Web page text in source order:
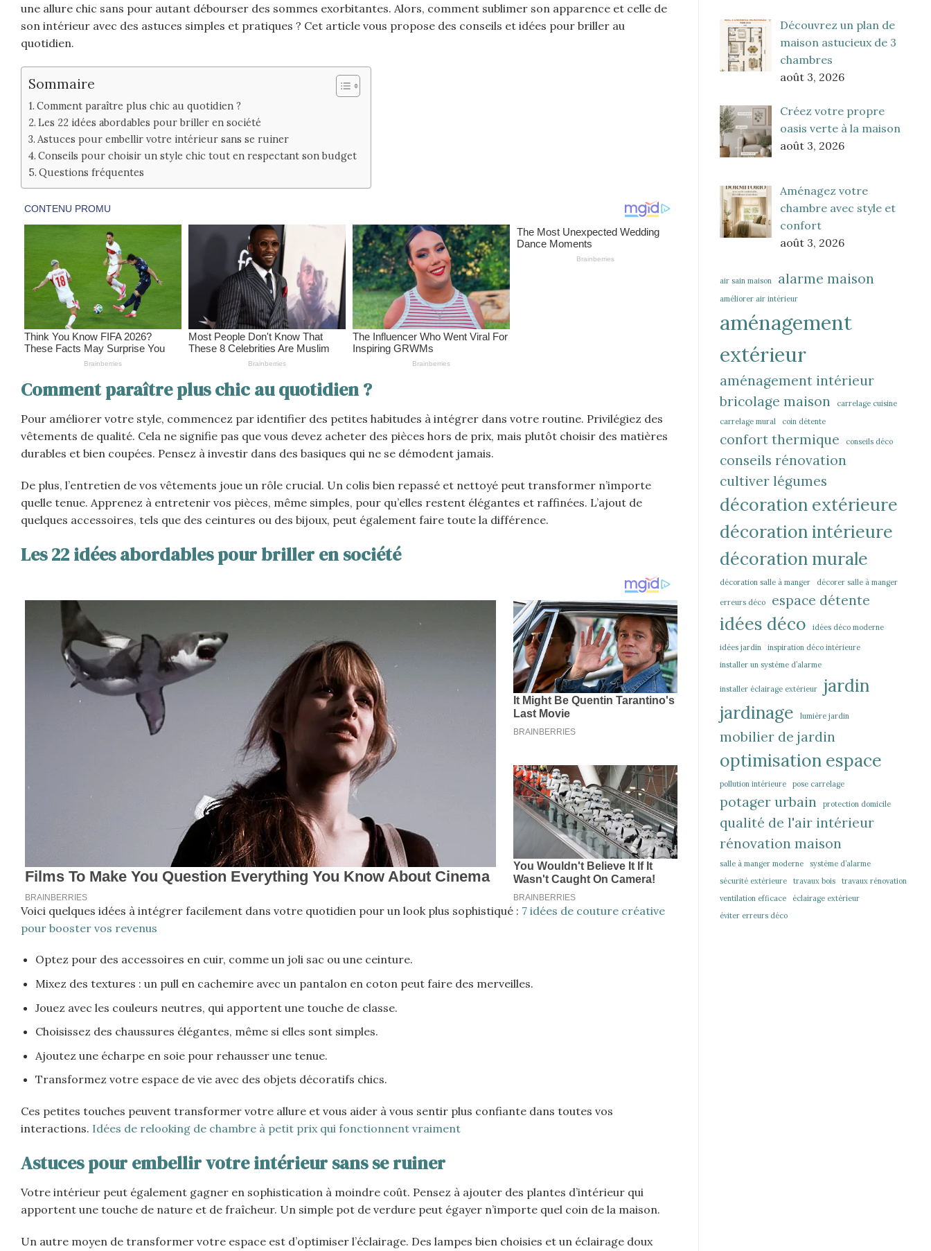
une allure chic sans pour autant débourser des sommes exorbitantes. Alors, comment sublimer son apparence et celle de
son intérieur avec des astuces simples et pratiques ? Cet article vous propose des conseils et idées pour briller au
quotidien.
Sommaire
Comment paraître plus chic au quotidien ?
Les 22 idées abordables pour briller en société
Astuces pour embellir votre intérieur sans se ruiner
Conseils pour choisir un style chic tout en respectant son budget
Questions fréquentes
Comment paraître plus chic au quotidien ?
Pour améliorer votre style, commencez par identifier des petites habitudes à intégrer dans votre routine. Privilégiez des
vêtements de qualité. Cela ne signifie pas que vous devez acheter des pièces hors de prix, mais plutôt choisir des matières
durables et bien coupées. Pensez à investir dans des basiques qui ne se démodent jamais.
De plus, l’entretien de vos vêtements joue un rôle crucial. Un colis bien repassé et nettoyé peut transformer n’importe
quelle tenue. Apprenez à entretenir vos pièces, même simples, pour qu’elles restent élégantes et raffinées. L’ajout de
quelques accessoires, tels que des ceintures ou des bijoux, peut également faire toute la différence.
Les 22 idées abordables pour briller en société
Voici quelques idées à intégrer facilement dans votre quotidien pour un look plus sophistiqué : 7 idées de couture créative
pour booster vos revenus
Optez pour des accessoires en cuir, comme un joli sac ou une ceinture.
Mixez des textures : un pull en cachemire avec un pantalon en coton peut faire des merveilles.
Jouez avec les couleurs neutres, qui apportent une touche de classe.
Choisissez des chaussures élégantes, même si elles sont simples.
Ajoutez une écharpe en soie pour rehausser une tenue.
Transformez votre espace de vie avec des objets décoratifs chics.
Ces petites touches peuvent transformer votre allure et vous aider à vous sentir plus confiante dans toutes vos
interactions. Idées de relooking de chambre à petit prix qui fonctionnent vraiment
Astuces pour embellir votre intérieur sans se ruiner
Votre intérieur peut également gagner en sophistication à moindre coût. Pensez à ajouter des plantes d’intérieur qui
apportent une touche de nature et de fraîcheur. Un simple pot de verdure peut égayer n’importe quel coin de la maison.
Un autre moyen de transformer votre espace est d’optimiser l’éclairage. Des lampes bien choisies et un éclairage doux
Découvrez un plan de
maison astucieux de 3
chambres
août 3, 2026
Créez votre propre
oasis verte à la maison
août 3, 2026
Aménagez votre
chambre avec style et
confort
août 3, 2026
air sain maison alarme maison
améliorer air intérieur
aménagement
extérieur
aménagement intérieur
bricolage maison
carrelage cuisine
carrelage mural
coin détente
confort thermique conseils déco
conseils rénovation
cultiver légumes
décoration extérieure
décoration intérieure
décoration murale
décoration salle à manger décorer salle à manger
erreurs déco espace détente
idées déco idées déco moderne
idées jardin
inspiration déco intérieure
installer un système d’alarme
installer éclairage extérieur
jardin
jardinage
lumière jardin
mobilier de jardin
optimisation espace
pollution intérieure pose carrelage
potager urbain protection domicile
qualité de l'air intérieur
rénovation maison
salle à manger moderne
système d’alarme
sécurité extérieure
travaux bois
travaux rénovation
ventilation efficace
éclairage extérieur
éviter erreurs déco